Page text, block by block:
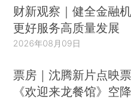
财新观察｜健全金融
更好服务高质量发展
2026年08月09日
票房｜沈腾新片点映
《欢迎来龙餐馆》空